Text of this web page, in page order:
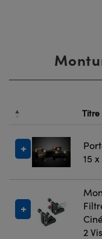
Titre
15
2 Vis